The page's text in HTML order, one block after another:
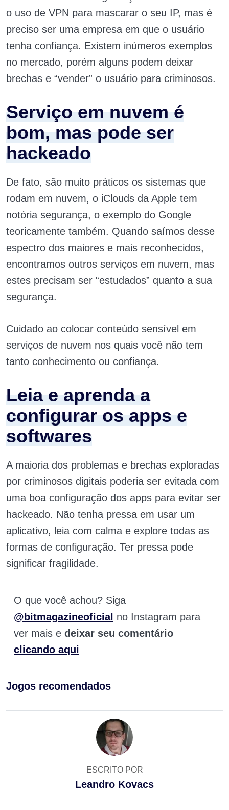
o uso de VPN para mascarar o seu IP, mas é
preciso ser uma empresa em que o usuário
tenha confiança. Existem inúmeros exemplos
no mercado, porém alguns podem deixar
brechas e “vender” o usuário para criminosos.
Serviço em nuvem é
bom, mas pode ser
hackeado
De fato, são muito práticos os sistemas que
rodam em nuvem, o iClouds da Apple tem
notória segurança, o exemplo do Google
teoricamente também. Quando saímos desse
espectro dos maiores e mais reconhecidos,
encontramos outros serviços em nuvem, mas
estes precisam ser “estudados” quanto a sua
segurança.
Cuidado ao colocar conteúdo sensível em
serviços de nuvem nos quais você não tem
tanto conhecimento ou confiança.
Leia e aprenda a
configurar os apps e
softwares
A maioria dos problemas e brechas exploradas
por criminosos digitais poderia ser evitada com
uma boa configuração dos apps para evitar ser
hackeado. Não tenha pressa em usar um
aplicativo, leia com calma e explore todas as
formas de configuração. Ter pressa pode
significar fragilidade.
O que você achou? Siga
@bitmagazineoficial no Instagram para
ver mais e deixar seu comentário
clicando aqui
Jogos recomendados
ESCRITO POR
Leandro Kovacs